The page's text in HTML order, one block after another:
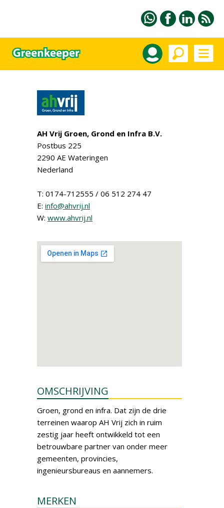
AH Vrij Groen, Grond en Infra B.V.
Postbus 225
2290 AE Wateringen
Nederland
T: 0174-712555 / 06 512 274 47
E: info@ahvrij.nl
W: www.ahvrij.nl
OMSCHRIJVING
Groen, grond en infra. Dat zijn de drie
terreinen waarop AH Vrij zich in ruim
zestig jaar heeft ontwikkeld tot een
betrouwbare partner van onder meer
gemeenten, provincies,
ingenieursbureaus en aannemers.
MERKEN